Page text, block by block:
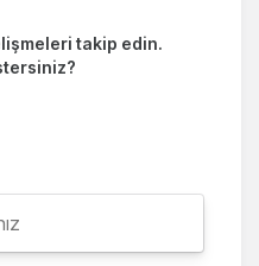
takip edin.